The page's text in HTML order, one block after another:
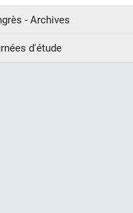
- Archives
d'étude